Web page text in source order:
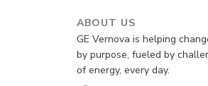
ABOUT US
GE Vernova is helping
by purpose, fueled by
of energy, every day.